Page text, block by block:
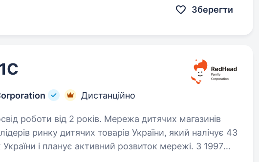
Зберегти
Дистанційно
2 років. Мережа дитячих магазинів
ринку дитячих товарів України, який налічує 43
України і планує активний розвиток мережі. З 1997